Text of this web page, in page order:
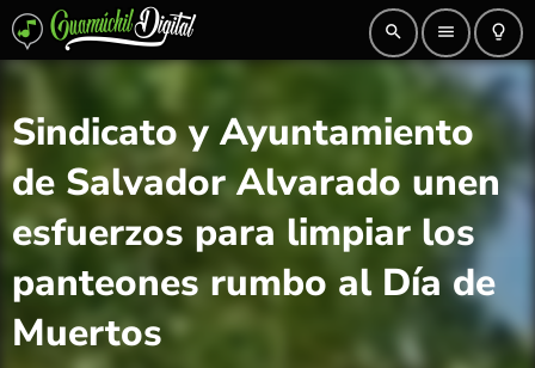
search menu lightbulb_outline
Sindicato y Ayuntamiento
de Salvador Alvarado unen
esfuerzos para limpiar los
panteones rumbo al Día de
Muertos